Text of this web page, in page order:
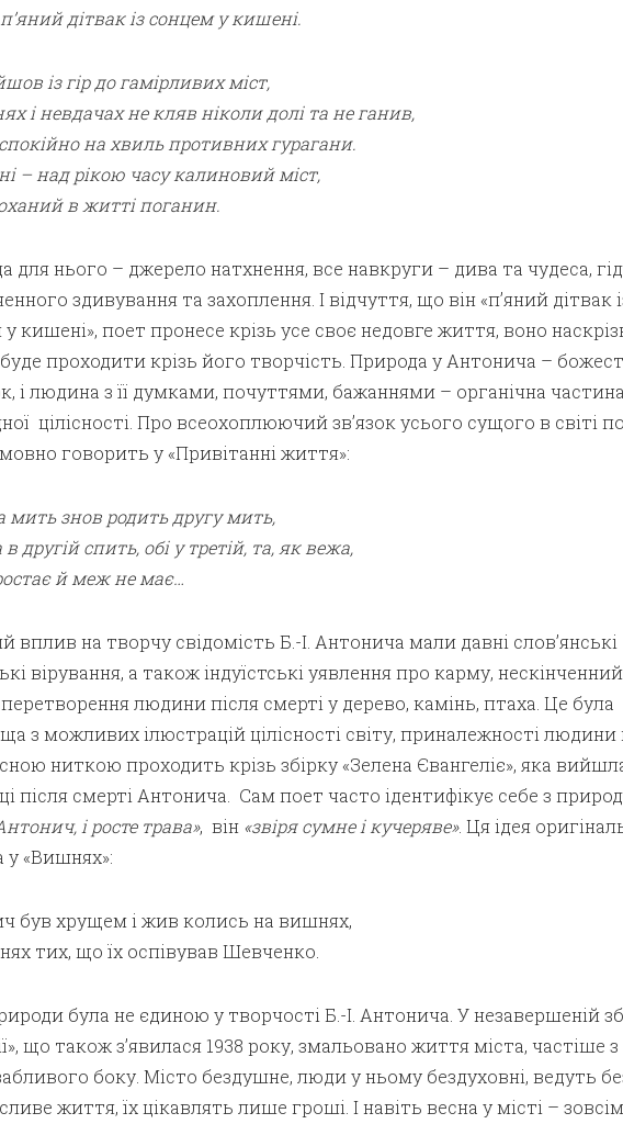
дітвак із сонцем у кишені.
із гір до гамірливих міст,
і невдачах не кляв ніколи долі та не ганив,
на хвиль противних гурагани.
– над рікою часу калиновий міст,
в житті поганин.
для нього – джерело натхнення, все навкруги – дива та чудеса,
здивування та захоплення. І відчуття, що він «п’яний дітвак
кишені», поет пронесе крізь усе своє недовге життя, воно
проходити крізь його творчість. Природа у Антонича –
і людина з її думками, почуттями, бажаннями – органічна частина
цілісності. Про всеохоплюючий зв’язок усього сущого в світі
говорить у «Привітанні життя»:
мить знов родить другу мить,
другій спить, обі у третій, та, як вежа,
й меж не має…
вплив на творчу свідомість Б.-І. Антонича мали давні слов’янські
вірування, а також індуїстські уявлення про карму,
людини після смерті у дерево, камінь, птаха. Це була
з можливих ілюстрацій цілісності світу, приналежності людини
ниткою проходить крізь збірку «Зелена Євангеліє», яка
після смерті Антонича. Сам поет часто ідентифікує себе з
і росте трава», він «звіря сумне і кучеряве». Ця ідея
у «Вишнях»:
був хрущем і жив колись на вишнях,
тих, що їх оспівував Шевченко.
була не єдиною у творчості Б.-І. Антонича. У незавершеній
, що також з’явилася 1938 року, змальовано життя міста, частіше з
боку. Місто бездушне, люди у ньому бездуховні, ведуть
життя, їх цікавлять лише гроші. І навіть весна у місті –